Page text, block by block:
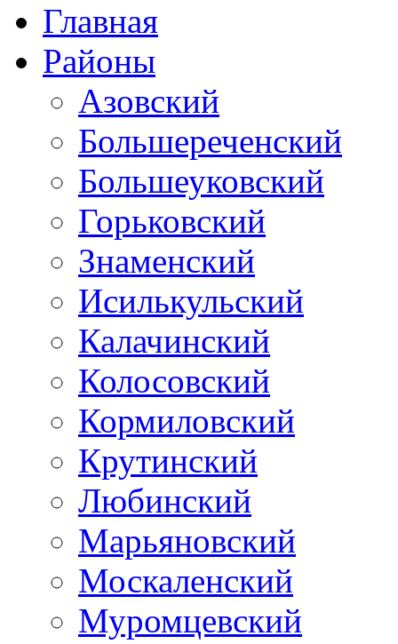
Главная
Районы
Азовский
Большереченский
Большеуковский
Горьковский
Знаменский
Исилькульский
Калачинский
Колосовский
Кормиловский
Крутинский
Любинский
Марьяновский
Москаленский
Муромцевский